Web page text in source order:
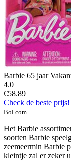
Barbie 65 jaar
4.0
€58.89
Check de beste prijs!
Bol.com
Het Barbie
soorten Barbie
zeemeermin Barbie
kleintje zal er zeker